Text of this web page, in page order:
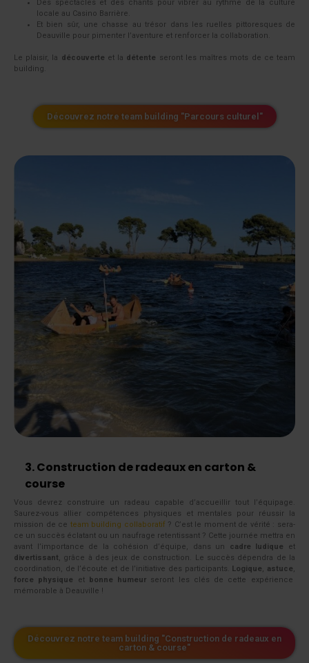
Des spectacles et des chants pour vibrer au rythme de la culture
locale au Casino Barrière.
Et bien sûr, une chasse au trésor dans les ruelles pittoresques de
Deauville pour pimenter l’aventure et renforcer la collaboration.
Le plaisir, la découverte et la détente seront les maîtres mots de ce team
building.
Découvrez notre team building "Parcours culturel"
3. Construction de radeaux en carton &
course
Vous devrez construire un radeau capable d’accueillir tout l’équipage.
Saurez-vous allier compétences physiques et mentales pour réussir la
mission de ce team building collaboratif ? C’est le moment de vérité : sera-
ce un succès éclatant ou un naufrage retentissant ? Cette journée mettra en
avant l’importance de la cohésion d’équipe, dans un cadre ludique et
divertissant, grâce à des jeux de construction. Le succès dépendra de la
coordination, de l’écoute et de l’initiative des participants.
Logique, astuce,
force physique
et bonne humeur seront les clés de cette expérience
mémorable à Deauville !
Découvrez notre team building "Construction de radeaux en
carton & course"